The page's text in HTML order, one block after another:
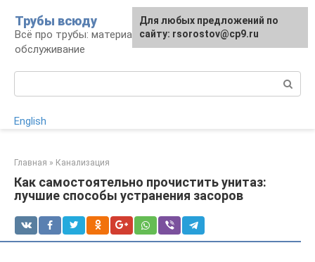
контенту
Трубы всюду
Всё про трубы: материалы, монтаж и
обслуживание
English
Главная » Канализация
Как самостоятельно прочистить унитаз:
лучшие способы устранения засоров
Для любых предложений по
сайту: rsorostov@cp9.ru